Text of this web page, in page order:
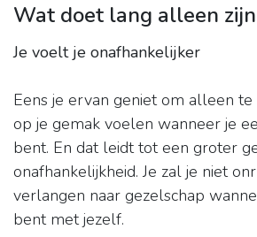
Wat doet lang alleen
Je voelt je onafhankelijker
Eens je ervan geniet om alleen te
op je gemak voelen wanneer je
bent. En dat leidt tot een groter
onafhankelijkheid. Je zal je niet
verlangen naar gezelschap
bent met jezelf.